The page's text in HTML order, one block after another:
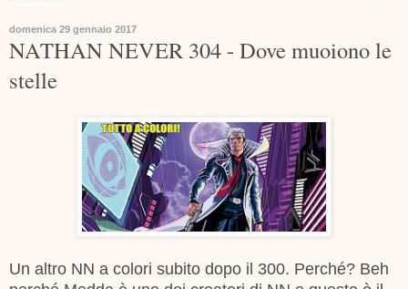
domenica 29 gennaio 2017
NATHAN NEVER 304 - Dove muoiono le
stelle
Un altro NN a colori subito dopo il 300. Perché? Beh